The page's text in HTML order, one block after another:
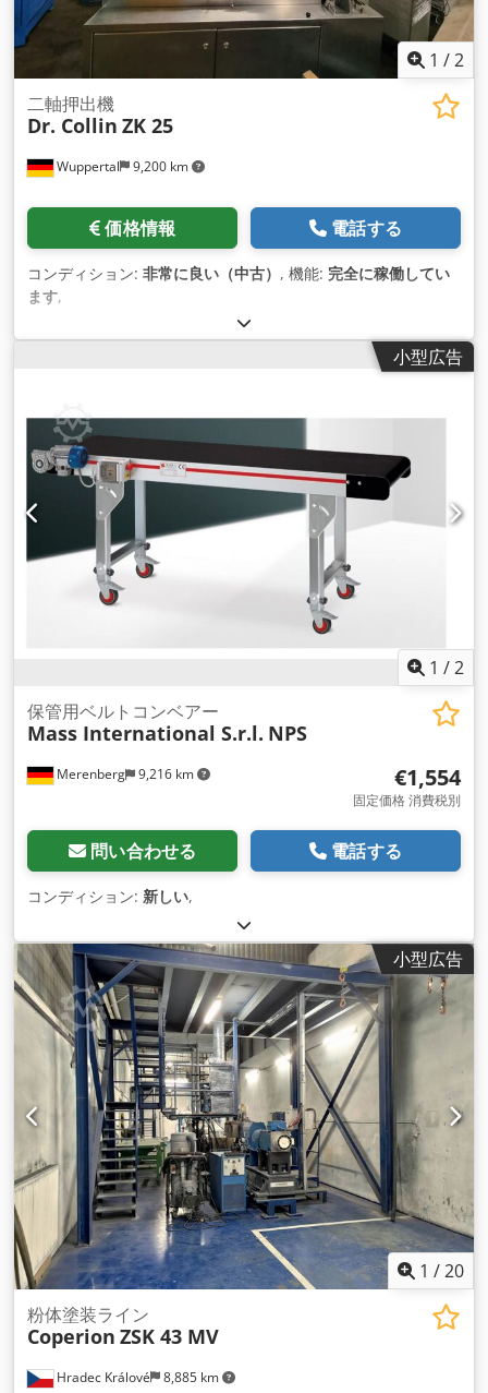
与ユニットを省スペースで配置できます。 Dcodpfx Aewnr
Trjlrek
1 /2
Wuppertal 9,200 km
二軸押出機
Dr. Collin ZK 25
価格情報 電話する
コンディション: 非常に良い（中古） , 機能: 完全に稼働してい
ます,
小型広告
1 /2
Merenberg 9,216 km
保管用ベルトコンベアー
Mass International S.r.l. NPS
€1,554
固定価格 消費税別
問い合わせる 電話する
コンディション: 新しい,
小型広告
1 /20
Hradec Králové 8,885 km
粉体塗装ライン
Coperion ZSK 43 MV